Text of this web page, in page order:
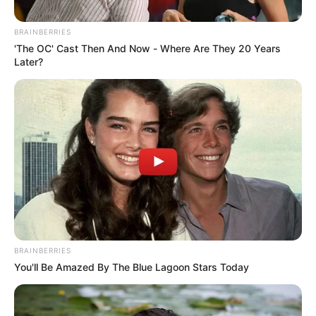
Cortesía
Homicidio en Bayunca
Por:Rodrigo Rodríguez Serpa
Diciembre 25, 2023
BRAINBERRIES
'The OC' Cast Then And Now - Where Are They 20 Years
Later?
BRAINBERRIES
You'll Be Amazed By The Blue Lagoon Stars Today